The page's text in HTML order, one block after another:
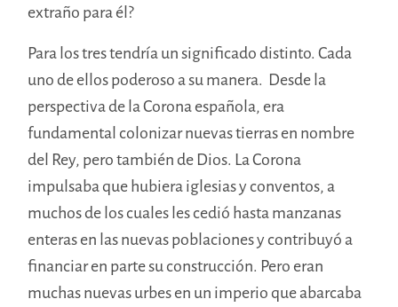
extraño para él?
Para los tres tendría un significado distinto. Cada
uno de ellos poderoso a su manera. Desde la
perspectiva de la Corona española, era
fundamental colonizar nuevas tierras en nombre
del Rey, pero también de Dios. La Corona
impulsaba que hubiera iglesias y conventos, a
muchos de los cuales les cedió hasta manzanas
enteras en las nuevas poblaciones y contribuyó a
financiar en parte su construcción. Pero eran
muchas nuevas urbes en un imperio que abarcaba